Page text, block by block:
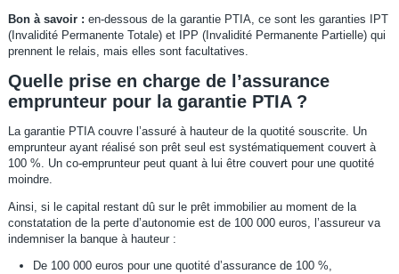
Bon à savoir : en-dessous de la garantie PTIA, ce sont les garanties IPT
(Invalidité Permanente Totale) et IPP (Invalidité Permanente Partielle) qui
prennent le relais, mais elles sont facultatives.
Quelle prise en charge de l’assurance
emprunteur pour la garantie PTIA ?
La garantie PTIA couvre l’assuré à hauteur de la quotité souscrite. Un
emprunteur ayant réalisé son prêt seul est systématiquement couvert à
100 %. Un co-emprunteur peut quant à lui être couvert pour une quotité
moindre.
Ainsi, si le capital restant dû sur le prêt immobilier au moment de la
constatation de la perte d’autonomie est de 100 000 euros, l’assureur va
indemniser la banque à hauteur :
De 100 000 euros pour une quotité d’assurance de 100 %,